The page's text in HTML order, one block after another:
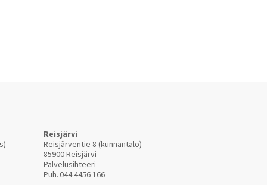
Reisjärvi
Reisjärventie 8 (kunnantalo)
85900 Reisjärvi
Palvelusihteeri
Puh.044 4456 166